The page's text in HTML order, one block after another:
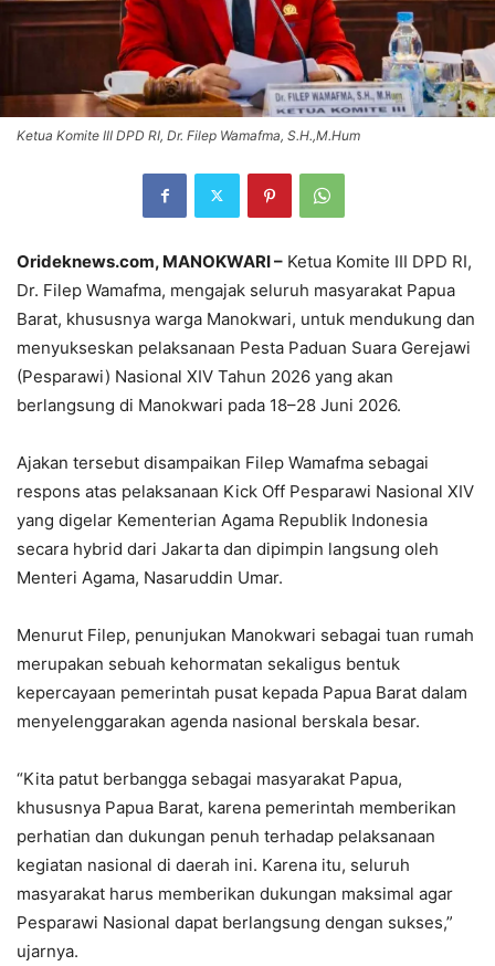
Ketua Komite III DPD RI, Dr. Filep Wamafma, S.H.,M.Hum
Orideknews.com, MANOKWARI – Ketua Komite III DPD RI,
Dr. Filep Wamafma, mengajak seluruh masyarakat Papua
Barat, khususnya warga Manokwari, untuk mendukung dan
menyukseskan pelaksanaan Pesta Paduan Suara Gerejawi
(Pesparawi) Nasional XIV Tahun 2026 yang akan
berlangsung di Manokwari pada 18–28 Juni 2026.
Ajakan tersebut disampaikan Filep Wamafma sebagai
respons atas pelaksanaan Kick Off Pesparawi Nasional XIV
yang digelar Kementerian Agama Republik Indonesia
secara hybrid dari Jakarta dan dipimpin langsung oleh
Menteri Agama, Nasaruddin Umar.
Menurut Filep, penunjukan Manokwari sebagai tuan rumah
merupakan sebuah kehormatan sekaligus bentuk
kepercayaan pemerintah pusat kepada Papua Barat dalam
menyelenggarakan agenda nasional berskala besar.
“Kita patut berbangga sebagai masyarakat Papua,
khususnya Papua Barat, karena pemerintah memberikan
perhatian dan dukungan penuh terhadap pelaksanaan
kegiatan nasional di daerah ini. Karena itu, seluruh
masyarakat harus memberikan dukungan maksimal agar
Pesparawi Nasional dapat berlangsung dengan sukses,”
ujarnya.